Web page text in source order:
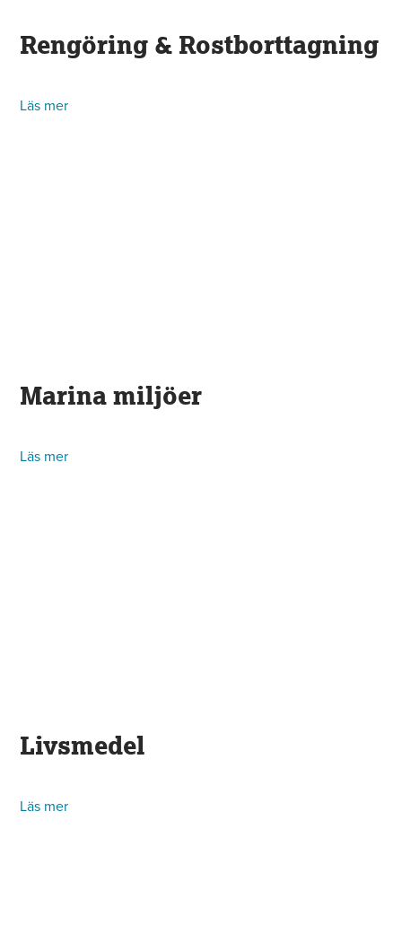
Rengöring & Rostborttagning
Läs mer
Marina miljöer
Läs mer
Livsmedel
Läs mer